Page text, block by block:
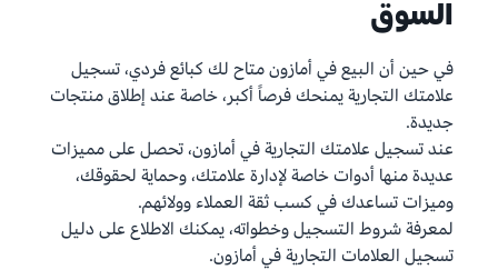
السوق
في حين أن البيع في أمازون متاح لك كبائع فردي، تسجيل
علامتك التجارية يمنحك فرصاً أكبر، خاصة عند إطلاق منتجات
جديدة.
عند تسجيل علامتك التجارية في أمازون، تحصل على مميزات
عديدة منها أدوات خاصة لإدارة علامتك، وحماية لحقوقك،
وميزات تساعدك في كسب ثقة العملاء وولائهم.
لمعرفة شروط التسجيل وخطواته، يمكنك الاطلاع على دليل
تسجيل العلامات التجارية في أمازون.